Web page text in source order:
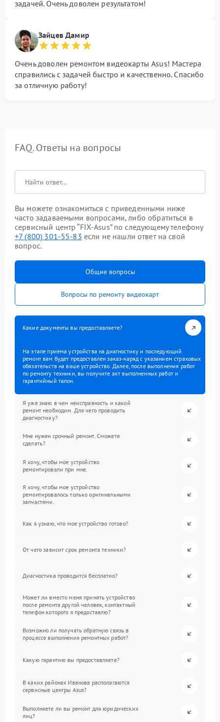
задачей. Очень доволен результатом!
Зайцев Дамир
Очень доволен ремонтом видеокарты Asus! Мастера
справились с задачей быстро и качественно. Спасибо
за отличную работу!
FAQ. Ответы на вопросы
Вы можете ознакомиться с приведенными ниже
часто задаваемыми вопросами, либо обратиться в
сервисный центр “FIX-Asus” по следующему телефону
+7 (800) 301-55-83 если не нашли ответ на свой
вопрос.
Общие вопросы
Вопросы по ремонту видеокарт
Какие документы вы предоставляете?
На этапе приема устройства на диагностику и последующий
ремонт вам будет предоставлен заказ-наряд с указанием страховых
обязательств на ваше устройство. Далее, после выполнения работ
по ремонту техники, вы получите акт выполненных работ и
гарантийный талон.
Я уже знаю в чем неисправность и какой
ремонт необходим. Для чего проводить
диагностику?
Мне нужен срочный ремонт. Сможете
сделать?
Я хочу, чтобы мое устройство
ремонтировали при мне.
Я хочу, чтобы мое устройство
ремонтировалось только оригинальными
запчастями.
Как я узнаю, что мое устройство готово?
От чего зависит срок ремонта техники?
Диагностика проводится бесплатно?
Может ли вместо меня принять устройство
после ремонта другой человек, контактный
телефон которого я предоставлю?
Возможно ли получать обратную связь в
процессе выполнения ремонтных работ?
Какую гарантию вы предоставляете?
В каких районах Иванова располагаются
сервисные центры Asus?
Выполняете ли вы ремонт для юридических
лиц?